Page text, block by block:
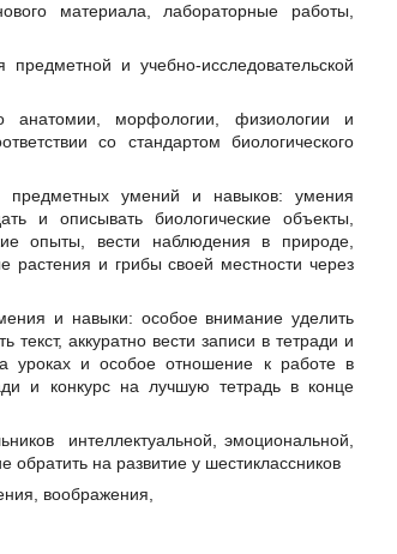
материала, лабораторные работы,
и учебно-исследовательской
анатомии, морфологии, физиологии и
со стандартом биологического
предметных умений и навыков: умения
и описывать биологические объекты,
опыты, вести наблюдения в природе,
растения и грибы своей местности через
и навыки: особое внимание уделить
текст, аккуратно вести записи в тетради и
уроках и особое отношение к работе в
и конкурс на лучшую тетрадь в конце
интеллектуальной, эмоциональной,
на развитие у шестиклассников
воображения,